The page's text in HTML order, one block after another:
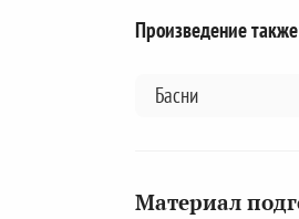
Произведение
Басни
Материал